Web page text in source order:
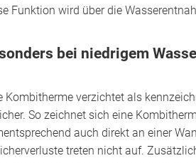
Funktion wird über die
bei niedrigem
Kombitherme verzichtet als
So zeichnet sich eine
auch direkt an einer
treten nicht auf.